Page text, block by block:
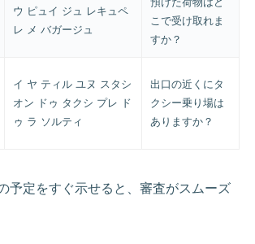
ウ ピュイ ジュ レキュペ
レ メ バガージュ
こで受け取れま
すか？
イ ヤ ティル ユヌ スタシ
オン ドゥ タクシ プレ ド
ゥ ラ ソルティ
出口の近くにタ
クシー乗り場は
ありますか？
予定をすぐ示せると、審査がスムーズ